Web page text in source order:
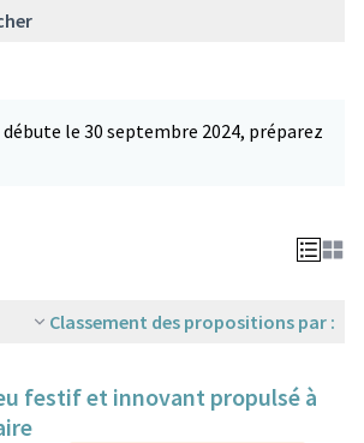
le 30 septembre 2024, préparez
Classement des propositions par :
festif et innovant propulsé à